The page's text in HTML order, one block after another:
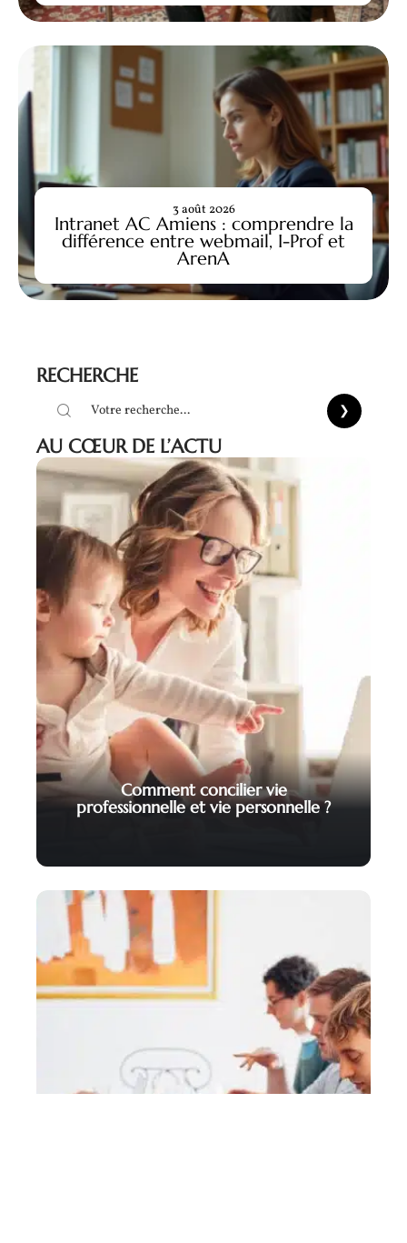
Intranet AC Amiens : comprendre la
différence entre webmail, I-Prof et
ArenA
3 août 2026
RECHERCHE
AU CŒUR DE L’ACTU
Comment concilier vie
professionnelle et vie personnelle ?